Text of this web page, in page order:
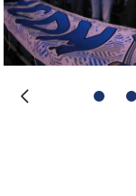
Предыдущий